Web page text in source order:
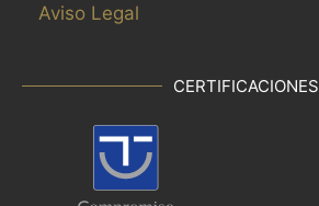
Aviso Legal
CERTIFICACIONES